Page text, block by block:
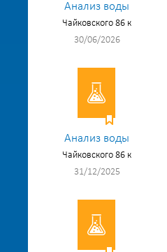
Анализ воды
Чайковского 86 к
30/06/2026
Анализ воды
Чайковского 86 к
31/12/2025